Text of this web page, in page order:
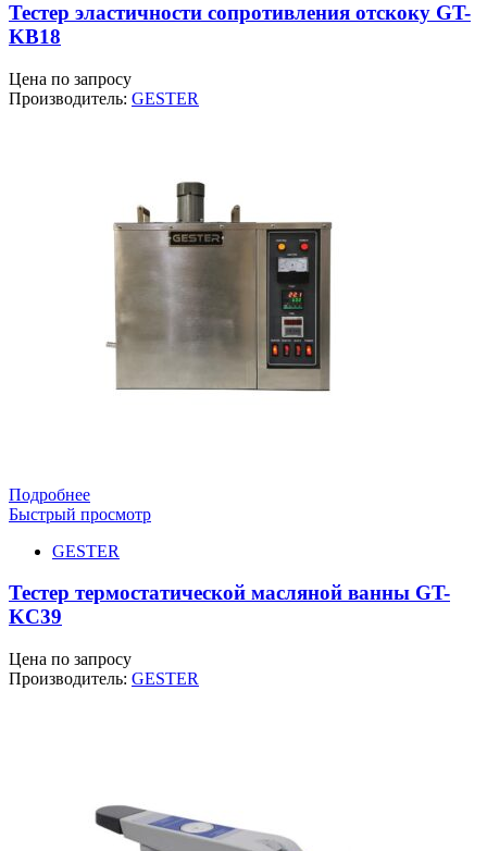
Тестер эластичности сопротивления отскоку GT-
KB18
Цена по запросу
Производитель: GESTER
Подробнее
Быстрый просмотр
GESTER
Тестер термостатической масляной ванны GT-
KC39
Цена по запросу
Производитель: GESTER